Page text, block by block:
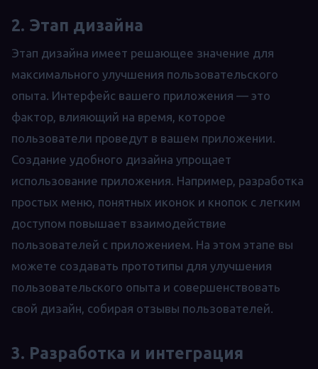
2. Этап дизайна
Этап дизайна имеет решающее значение для
максимального улучшения пользовательского
опыта. Интерфейс вашего приложения — это
фактор, влияющий на время, которое
пользователи проведут в вашем приложении.
Создание удобного дизайна упрощает
использование приложения. Например, разработка
простых меню, понятных иконок и кнопок с легким
доступом повышает взаимодействие
пользователей с приложением. На этом этапе вы
можете создавать прототипы для улучшения
пользовательского опыта и совершенствовать
свой дизайн, собирая отзывы пользователей.
3. Разработка и интеграция